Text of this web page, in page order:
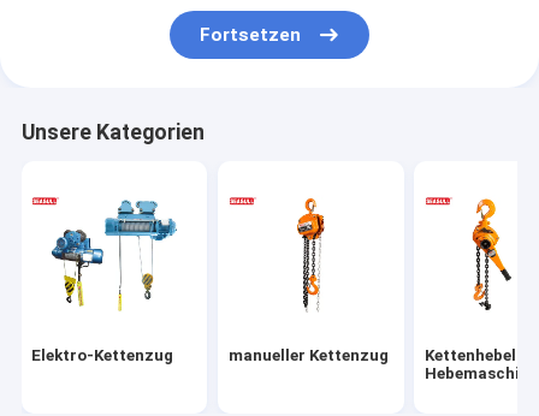
Handhebewinde
Drücken Sie Reise-Laufkatze
Mechanische Winden
Riemen des Polyester-gewebten Materials
Elektrische ATV-Handkurbel
Fortsetzen
Unsere Kategorien
Elektro-Kettenzug manueller Kettenzug
Kettenhebel-
Hebemaschine